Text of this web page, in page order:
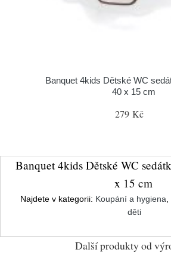
Banquet 4kids Dětské WC
40 x 15 cm
279 Kč
Banquet 4kids Dětské WC
x 15 cm
Najdete v kategorii: Koupání a hygiena
děti
Další produkty od